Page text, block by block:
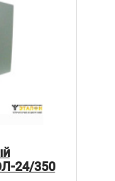
24/350